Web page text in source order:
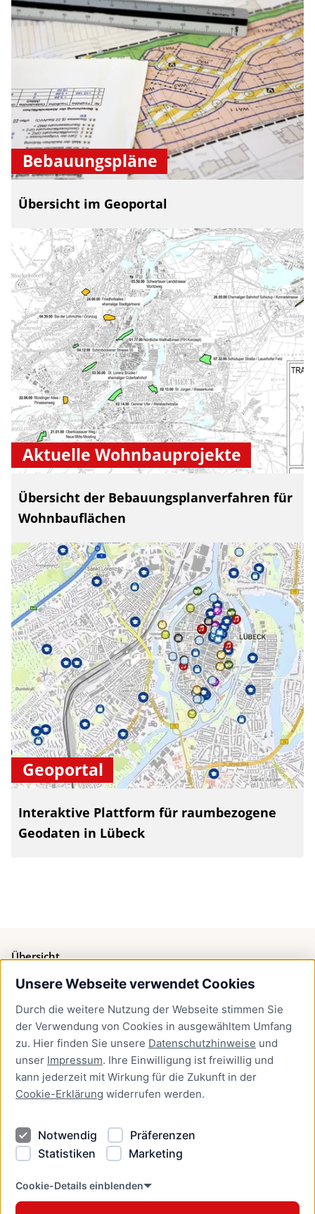
Unsere Webseite verwendet Cookies
Durch die weitere Nutzung der Webseite stimmen Sie
der Verwendung von Cookies in ausgewähltem Umfang
zu. Hier finden Sie unsere Datenschutzhinweise und
unser Impressum. Ihre Einwilligung ist freiwillig und
kann jederzeit mit Wirkung für die Zukunft in der
Cookie-Erklärung widerrufen werden.
Notwendig
Präferenzen
Statistiken
Marketing
Cookie-Details einblenden
Bebauungspläne
Übersicht im Geoportal
Aktuelle Wohnbauprojekte
Übersicht der Bebauungsplanverfahren für
Wohnbauflächen
Geoportal
Interaktive Plattform für raumbezogene
Geodaten in Lübeck
Übersicht
Bürgerservice
Presse
Newsletter Lübeck:kompakt
Kontakt
Kontakt
Datenschutzhinweise
Barrierefreiheit
Cookie Erklärung